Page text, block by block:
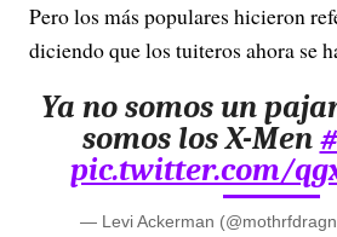
Pero los más populares hicieron
diciendo que los tuiteros ahora se
Ya no somos un
somos los X-Men
pic.twitter.com/
— Levi Ackerman